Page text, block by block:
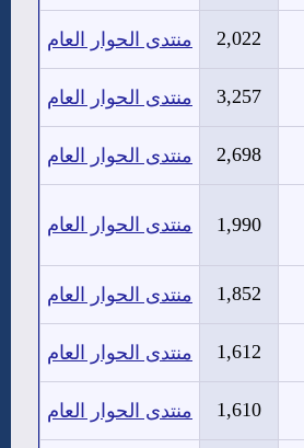
2,022 منتدى الحوار العام
3,257 منتدى الحوار العام
2,698 منتدى الحوار العام
1,990 منتدى الحوار العام
1,852 منتدى الحوار العام
1,612 منتدى الحوار العام
1,610 منتدى الحوار العام